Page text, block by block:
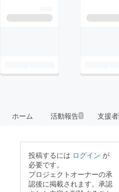
ホーム 活動報告1 支援者
投稿するには ログイン が
必要です。
プロジェクトオーナーの承
認後に掲載されます。承認